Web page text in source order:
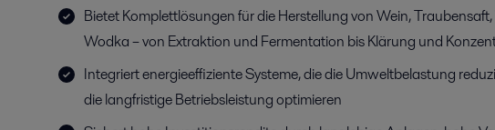
Bietet Komplettlösungen für die Herstellung von Wein,
Wodka – von Extraktion und Fermentation bis Klärung und
Integriert energieeffiziente Systeme, die die Umweltbelastung
die langfristige Betriebsleistung optimieren